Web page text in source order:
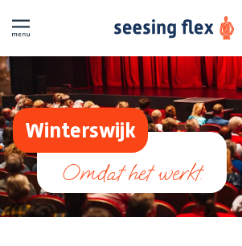
Winterswijk